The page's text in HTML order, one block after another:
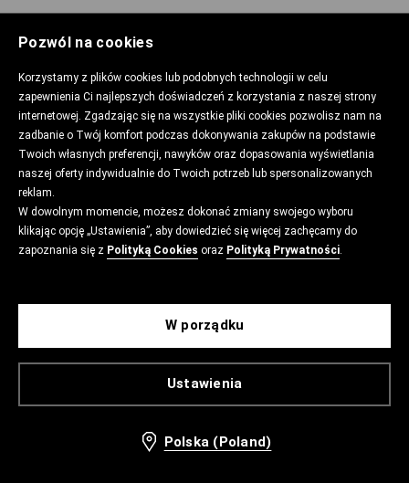
Pozwól na cookies
Korzystamy z plików cookies lub podobnych technologii w celu
zapewnienia Ci najlepszych doświadczeń z korzystania z naszej strony
internetowej. Zgadzając się na wszystkie pliki cookies pozwolisz nam na
zadbanie o Twój komfort podczas dokonywania zakupów na podstawie
Twoich własnych preferencji, nawyków oraz dopasowania wyświetlania
naszej oferty indywidualnie do Twoich potrzeb lub spersonalizowanych
reklam.
W dowolnym momencie, możesz dokonać zmiany swojego wyboru
klikając opcję „Ustawienia”, aby dowiedzieć się więcej zachęcamy do
zapoznania się z Polityką Cookies oraz Polityką Prywatności.
Ustawienia
W porządku
Polska (Poland)